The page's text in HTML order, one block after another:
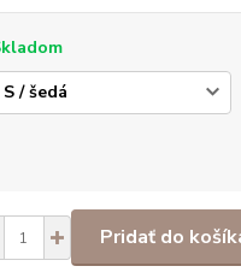
Pridať do